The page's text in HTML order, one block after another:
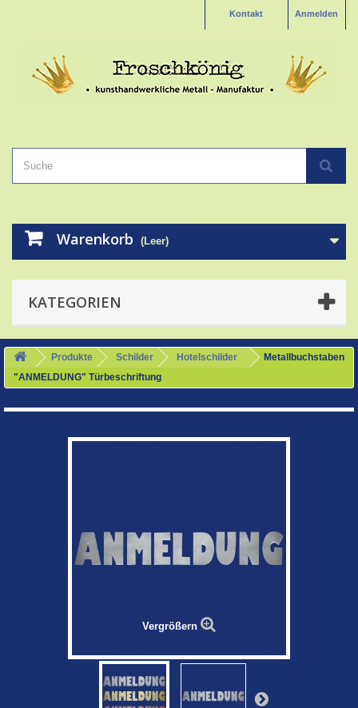
Anmelden
Kontakt
Warenkorb (Leer)
KATEGORIEN
Produkte Schilder Hotelschilder
Metallbuchstaben
"ANMELDUNG" Türbeschriftung
Vergrößern